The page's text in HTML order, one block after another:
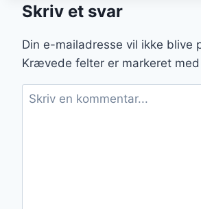
KRYDR
SALATOPLEVELSE
Skriv et svar
Din e-mailadresse vil ikke blive
Krævede felter er markeret med